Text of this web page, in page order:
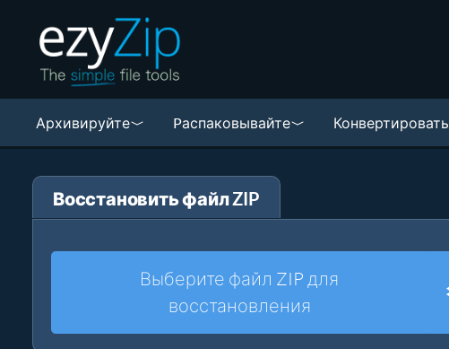
Архивируйте Pаспаковывайте Конвертировать
Восстановить файл ZIP
Выберите файл ZIP для
восстановления